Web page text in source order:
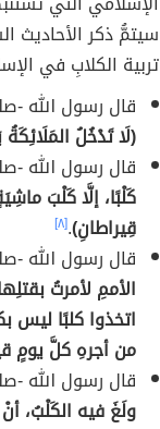
سيتمُّ ذكر الأحاديث
تربية الكلابِ في
قال رسول الله -
(لَا تَدْخُلُ
قال رسول الله -
كَلْبًا، إلَّا كَلْبَ
قِيراطانِ).[٨]
قال رسول الله -
الأممِ لأمرتُ
اتخذوا كلبًا ليس
من أجرهِ كلَّ يومٍ
قال رسول الله -
ولَغَ فيه الكَلْبُ،